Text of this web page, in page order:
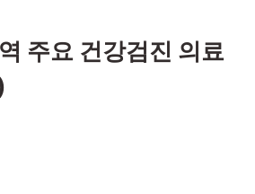
주요 건강검진 의료